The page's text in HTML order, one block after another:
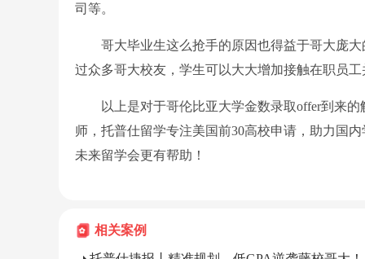
司等。
哥大毕业生这么抢手的原因也得益于哥大庞大
过众多哥大校友，学生可以大大增加接触在职员
以上是对于哥伦比亚大学金数录取offer到来的
师，托普仕留学专注美国前30高校申请，助力国
未来留学会更有帮助！
相关案例